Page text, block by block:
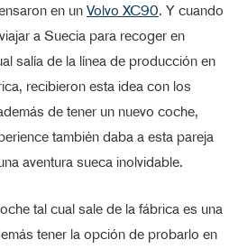
en un Volvo XC90. Y cuando
a Suecia para recoger en
salía de la línea de producción en
recibieron esta idea con los
de tener un nuevo coche,
también daba a esta pareja
aventura sueca inolvidable.
tal cual sale de la fábrica es una
tener la opción de probarlo en